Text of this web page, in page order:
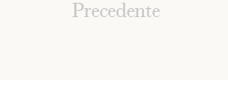
Precedente